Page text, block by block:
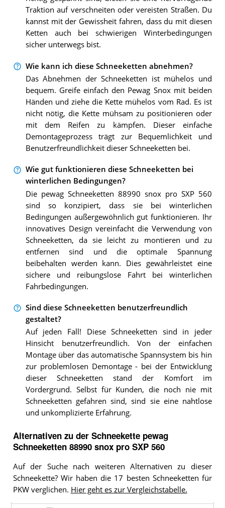
Traktion auf verschneiten oder vereisten Straßen. Du
kannst mit der Gewissheit fahren, dass du mit diesen
Ketten auch bei schwierigen Winterbedingungen
sicher unterwegs bist.
Wie kann ich diese Schneeketten abnehmen?
Das Abnehmen der Schneeketten ist mühelos und
bequem. Greife einfach den Pewag Snox mit beiden
Händen und ziehe die Kette mühelos vom Rad. Es ist
nicht nötig, die Kette mühsam zu positionieren oder
mit dem Reifen zu kämpfen. Dieser einfache
Demontageprozess trägt zur Bequemlichkeit und
Benutzerfreundlichkeit dieser Schneeketten bei.
Wie gut funktionieren diese Schneeketten bei
winterlichen Bedingungen?
Die pewag Schneeketten 88990 snox pro SXP 560
sind so konzipiert, dass sie bei winterlichen
Bedingungen außergewöhnlich gut funktionieren. Ihr
innovatives Design vereinfacht die Verwendung von
Schneeketten, da sie leicht zu montieren und zu
entfernen sind und die optimale Spannung
beibehalten werden kann. Dies gewährleistet eine
sichere und reibungslose Fahrt bei winterlichen
Fahrbedingungen.
Sind diese Schneeketten benutzerfreundlich
gestaltet?
Auf jeden Fall! Diese Schneeketten sind in jeder
Hinsicht benutzerfreundlich. Von der einfachen
Montage über das automatische Spannsystem bis hin
zur problemlosen Demontage - bei der Entwicklung
dieser Schneeketten stand der Komfort im
Vordergrund. Selbst für Kunden, die noch nie mit
Schneeketten gefahren sind, sind sie eine nahtlose
und unkomplizierte Erfahrung.
Alternativen zu der Schneekette pewag
Schneeketten 88990 snox pro SXP 560
Auf der Suche nach weiteren Alternativen zu dieser
Schneekette? Wir haben die 17 besten Schneeketten für
PKW verglichen. Hier geht es zur Vergleichstabelle.